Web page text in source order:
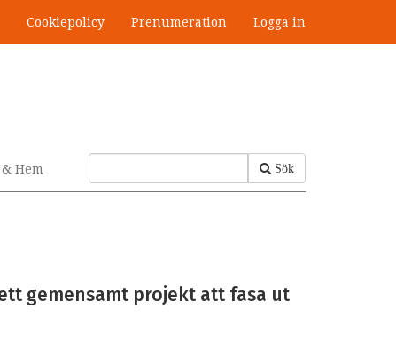
Cookiepolicy Prenumeration Logga in
Sök
Hem
gemensamt projekt att fasa ut